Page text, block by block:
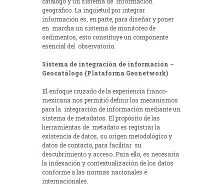
geográfico. La inquietud por integrar
información es, en parte, para diseñar y poner
en marcha un sistema de monitoreo de
sedimentos, esto constituye un componente
esencial del observatorio.
Sistema de integración de información –
Geocatálogo (Plataforma Geonetwork)
El enfoque cruzado de la experiencia franco-
mexicana nos permitió definir los mecanismos
para la integración de información mediante un
sistema de metadatos. El propósito de las
herramientas de metadato es registrar la
existencia de datos, su origen metodológico y
datos de contacto, para facilitar su
descubrimiento y acceso. Para ello, es necesaria
la indexación y contextualización de los datos
conforme a las normas nacionales e
internacionales.